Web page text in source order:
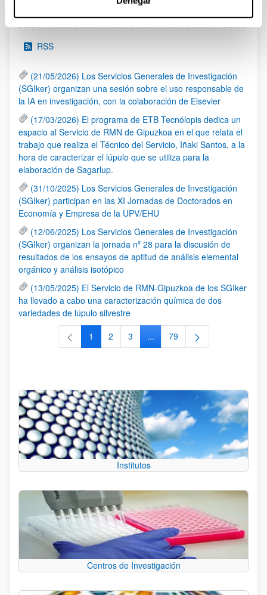
Noticias
RSS
(21/05/2026) Los Servicios Generales de Investigación
(SGIker) organizan una sesión sobre el uso responsable de
la IA en investigación, con la colaboración de Elsevier
(17/03/2026) El programa de ETB Tecnólopis dedica un
espacio al Servicio de RMN de Gipuzkoa en el que relata el
trabajo que realiza el Técnico del Servicio, Iñaki Santos, a la
hora de caracterizar el lúpulo que se utiliza para la
elaboración de Sagarlup.
(31/10/2025) Los Servicios Generales de Investigación
(SGIker) participan en las XI Jornadas de Doctorados en
Economía y Empresa de la UPV/EHU
(12/06/2025) Los Servicios Generales de Investigación
(SGIker) organizan la jornada nº 28 para la discusión de
resultados de los ensayos de aptitud de análisis elemental
orgánico y análisis isotópico
(13/05/2025) El Servicio de RMN-Gipuzkoa de los SGIker
ha llevado a cabo una caracterización química de dos
variedades de lúpulo silvestre
Página
1 Página
2 Página
3 ...Páginas intermedias Use TAB
Página
79
Institutos
Centros de Investigación